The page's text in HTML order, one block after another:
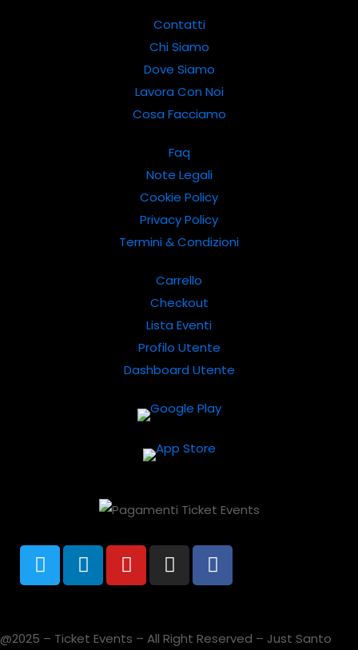
Contatti
Chi Siamo
Dove Siamo
Lavora Con Noi
Cosa Facciamo
Faq
Note Legali
Cookie Policy
Privacy Policy
Termini & Condizioni
Carrello
Checkout
Lista Eventi
Profilo Utente
Dashboard Utente
@2025 – Ticket Events – All Right Reserved – Just Santo